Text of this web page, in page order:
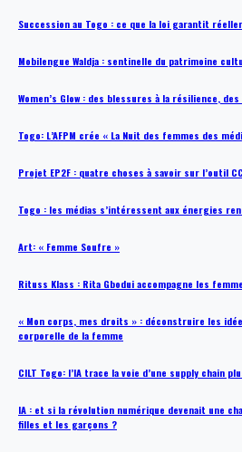
Succession au Togo : ce que la loi garantit
Mobilengue Waldja : sentinelle du patrimoine
Women’s Glow : des blessures à la résilience,
Togo: L’AFPM crée « La Nuit des femmes des
Projet EP2F : quatre choses à savoir sur l’outil
Togo : les médias s’intéressent aux énergies
Art: « Femme Soufre »
Rituss Klass : Rita Gbodui accompagne les
« Mon corps, mes droits » : déconstruire les
corporelle de la femme
CILT Togo: l’IA trace la voie d’une supply chain
IA : et si la révolution numérique devenait une
filles et les garçons ?